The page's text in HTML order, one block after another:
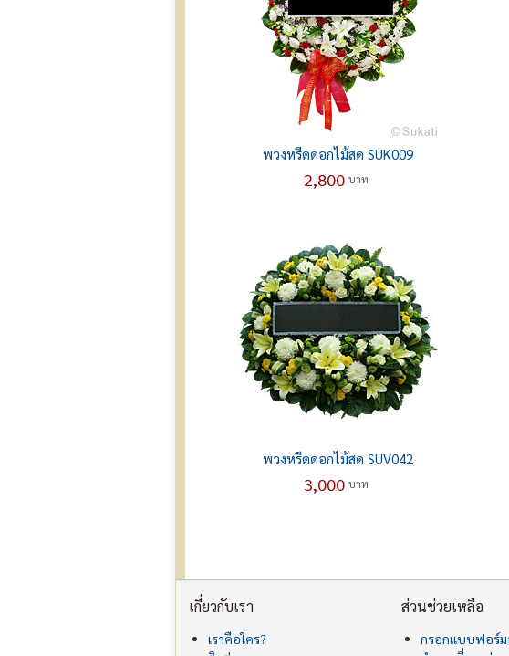
พวงหรีดดอกไม้สด SUK009
2,800 บาท
พวงหรีดดอกไม้สด SUV042
3,000 บาท
เกี่ยวกับเรา
เราคือใคร?
ส่วนช่วยเหลือ
กรอกแบบฟอร์